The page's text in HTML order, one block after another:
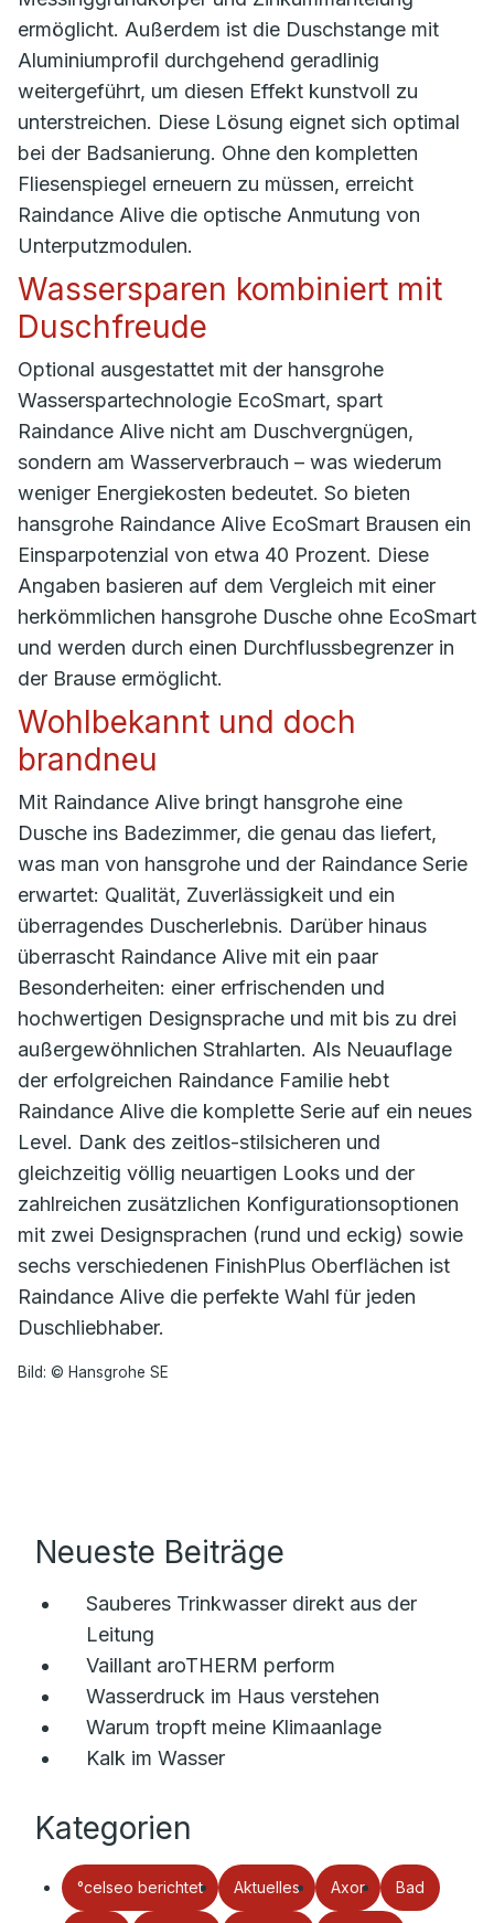
ermöglicht. Außerdem ist die Duschstange mit
Aluminiumprofil durchgehend geradlinig
weitergeführt, um diesen Effekt kunstvoll zu
unterstreichen. Diese Lösung eignet sich optimal
bei der Badsanierung. Ohne den kompletten
Fliesenspiegel erneuern zu müssen, erreicht
Raindance Alive die optische Anmutung von
Unterputzmodulen.
Wassersparen kombiniert mit
Duschfreude
Optional ausgestattet mit der hansgrohe
Wasserspartechnologie EcoSmart, spart
Raindance Alive nicht am Duschvergnügen,
sondern am Wasserverbrauch – was wiederum
weniger Energiekosten bedeutet. So bieten
hansgrohe Raindance Alive EcoSmart Brausen ein
Einsparpotenzial von etwa 40 Prozent. Diese
Angaben basieren auf dem Vergleich mit einer
herkömmlichen hansgrohe Dusche ohne EcoSmart
und werden durch einen Durchflussbegrenzer in
der Brause ermöglicht.
Wohlbekannt und doch
brandneu
Mit Raindance Alive bringt hansgrohe eine
Dusche ins Badezimmer, die genau das liefert,
was man von hansgrohe und der Raindance Serie
erwartet: Qualität, Zuverlässigkeit und ein
überragendes Duscherlebnis. Darüber hinaus
überrascht Raindance Alive mit ein paar
Besonderheiten: einer erfrischenden und
hochwertigen Designsprache und mit bis zu drei
außergewöhnlichen Strahlarten. Als Neuauflage
der erfolgreichen Raindance Familie hebt
Raindance Alive die komplette Serie auf ein neues
Level. Dank des zeitlos-stilsicheren und
gleichzeitig völlig neuartigen Looks und der
zahlreichen zusätzlichen Konfigurationsoptionen
mit zwei Designsprachen (rund und eckig) sowie
sechs verschiedenen FinishPlus Oberflächen ist
Raindance Alive die perfekte Wahl für jeden
Duschliebhaber.
Bild: © Hansgrohe SE
Neueste Beiträge
Sauberes Trinkwasser direkt aus der
Leitung
Vaillant aroTHERM perform
Wasserdruck im Haus verstehen
Warum tropft meine Klimaanlage
Kalk im Wasser
Kategorien
°celseo berichtet Aktuelles Axor Bad